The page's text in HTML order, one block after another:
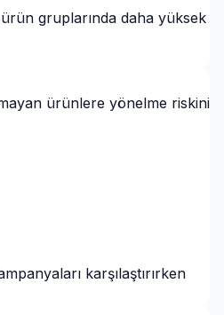
gruplarında daha yüksek
ürünlere yönelme riskini
karşılaştırırken